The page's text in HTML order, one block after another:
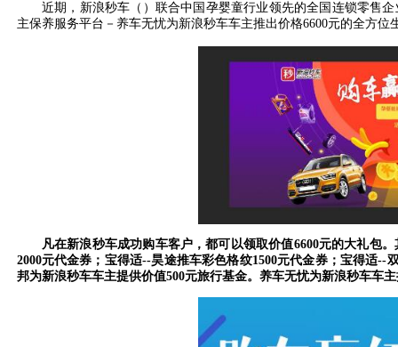
近期，新浪秒车（）联合中国孕婴童行业领先的全国连锁零售企
主保养服务平台－养车无忧为新浪秒车车主推出价格6600元的全方位
凡在新浪秒车成功购车客户，都可以领取价值6600元的大礼包
2000元代金券；宝得适--昊途推车彩色格纹1500元代金券；宝得适
邦为新浪秒车车主提供价值500元旅行基金。养车无忧为新浪秒车车